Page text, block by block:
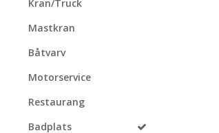
Kran/Truck
Mastkran
Båtvarv
Motorservice
Restaurang
Badplats